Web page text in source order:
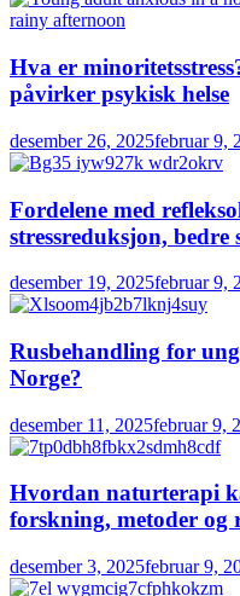
Hva er
påvirker psykisk helse
desember 26, 2025februar 9,
Fordelene med
stressreduksjon,
desember 19, 2025februar 9,
Rusbehandling for
Norge?
desember 11, 2025februar 9,
Hvordan naturterapi
forskning, metoder og
desember 3, 2025februar 9,